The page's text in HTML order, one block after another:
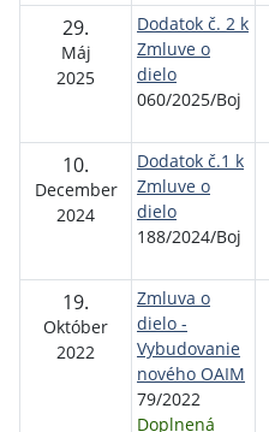
29.
Máj
2025
Dodatok č. 2 k
Zmluve o
dielo
060/2025/Boj
10.
December
2024
Dodatok č.1 k
Zmluve o
dielo
188/2024/Boj
19.
Október
2022
Zmluva o
dielo -
Vybudovanie
nového OAIM
79/2022
Doplnená